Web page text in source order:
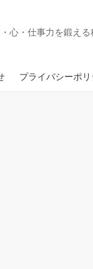
心・仕事力を鍛え
プライバシーポリ